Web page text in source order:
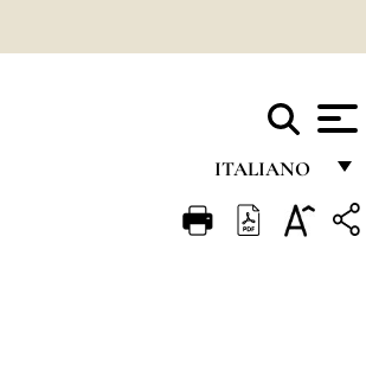
ITALIANO
FRANÇAIS